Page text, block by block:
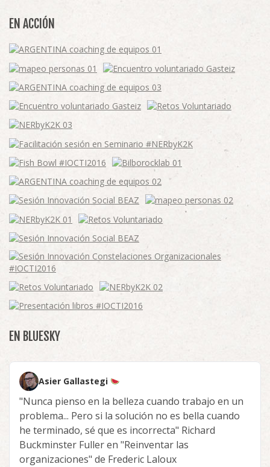
EN ACCIÓN
EN BLUESKY
Asier Gallastegi
"Nunca pienso en la belleza cuando trabajo en un
problema... Pero si la solución no es bella cuando
he terminado, sé que es incorrecta" Richard
Buckminster Fuller en "Reinventar las
organizaciones" de Frederic Laloux